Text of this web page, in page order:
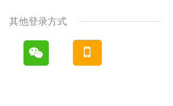
其他登录方式